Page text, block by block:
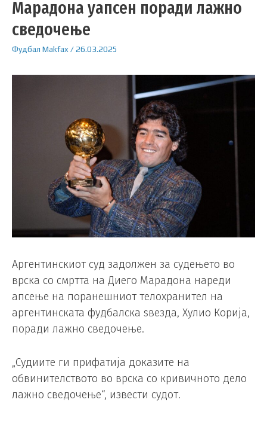
Марадона уапсен поради лажно
сведочење
Фудбал Makfax /26.03.2025
Аргентинскиот суд задолжен за судењето во
врска со смртта на Диего Марадона нареди
апсење на поранешниот телохранител на
аргентинската фудбалска ѕвезда, Хулио Корија,
поради лажно сведочење.
„Судиите ги прифатија доказите на
обвинителството во врска со кривичното дело
лажно сведочење“, извести судот.